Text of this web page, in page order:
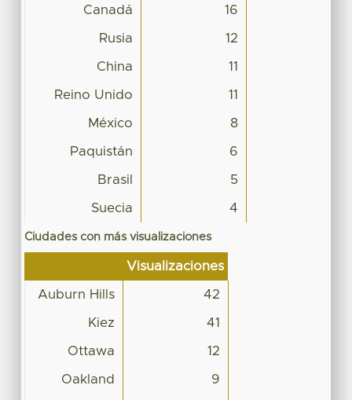
Canadá 16
Rusia 12
China 11
Reino Unido 11
México 8
Paquistán 6
Brasil 5
Suecia 4
Ciudades con más visualizaciones
Visualizaciones
Auburn Hills 42
Kiez 41
Ottawa 12
Oakland 9